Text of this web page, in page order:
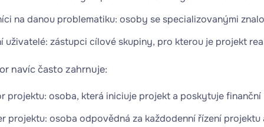
na danou problematiku: osoby se specializovanými
uživatelé: zástupci cílové skupiny, pro kterou je projekt
navíc často zahrnuje:
projektu: osoba, která iniciuje projekt a poskytuje
projektu: osoba odpovědná za každodenní řízení